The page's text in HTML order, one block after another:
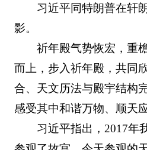
习近平同特朗普在轩
影。
祈年殿气势恢宏，重
而上，步入祈年殿，共同
合、天文历法与殿宇结构
感受其中和谐万物、顺天
习近平指出，2017年